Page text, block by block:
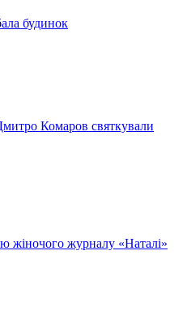
будинок
Комаров святкували
жіночого журналу «Наталі»